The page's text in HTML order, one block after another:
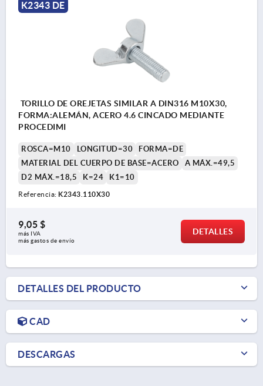
K2343 DE
TORILLO DE OREJETAS SIMILAR A DIN316 M10X30,
FORMA:ALEMÁN, ACERO 4.6 CINCADO MEDIANTE
PROCEDIMI
ROSCA=M10 LONGITUD=30
FORMA=DE
MATERIAL DEL CUERPO DE BASE=ACERO
A MÁX.=49,5
D2 MÁX.=18,5
K=24 K1=10
Referencia: K2343.110X30
9,05 $
más IVA
más gastos de envío
DETALLES
DETALLES DEL PRODUCTO
CAD
DESCARGAS